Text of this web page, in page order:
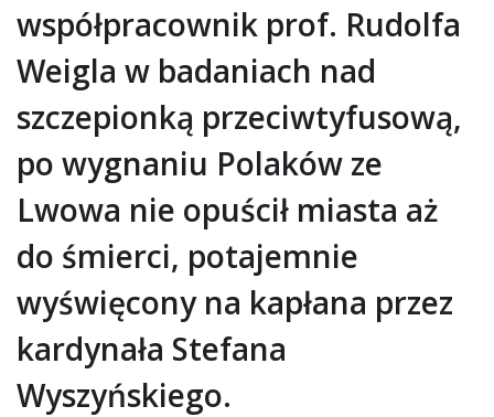
współpracownik prof. Rudolfa
Weigla w badaniach nad
szczepionką przeciwtyfusową,
po wygnaniu Polaków ze
Lwowa nie opuścił miasta aż
do śmierci, potajemnie
wyświęcony na kapłana przez
kardynała Stefana
Wyszyńskiego.